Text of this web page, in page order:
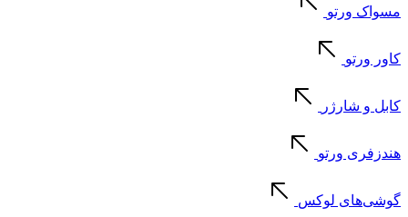
مسواک ورتو
کاور ورتو
کابل و شارژر
هندزفری ورتو
گوشی‌های لوکس